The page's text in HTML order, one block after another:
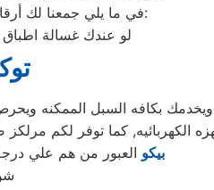
في ما يلي جمعنا لك أرقام صيانة الغسالة الأوتوماتيك لأشهر الماركات في العبور:
لو عندك غسالة
بكافه السبل الممكنه
خدمه 24 ساعه , فى تلقى شكواكم , وايضا يصلكم الفنيين الى
بيكو العبور من هم علي